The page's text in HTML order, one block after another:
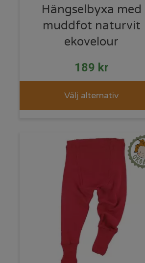
Hängselbyxa med
muddfot naturvit
ekovelour
189 kr
Välj alternativ